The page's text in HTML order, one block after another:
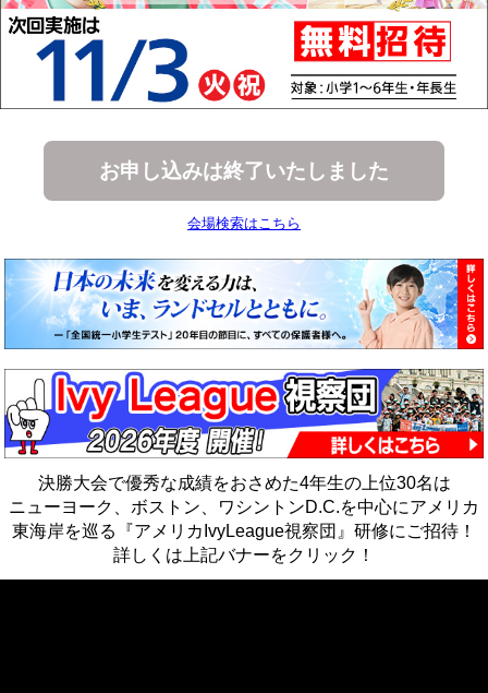
お申し込みは終了いたしました
会場検索はこちら
決勝大会で優秀な成績をおさめた4年生の上位30名は
ニューヨーク、ボストン、ワシントンD.C.を中心にアメリカ
東海岸を巡る『アメリカIvyLeague視察団』研修にご招待！
詳しくは上記バナーをクリック！